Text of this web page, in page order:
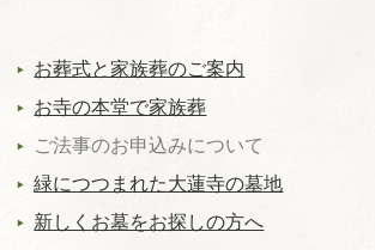
お葬式と家族葬のご案内
お寺の本堂で家族葬
ご法事のお申込みについて
緑につつまれた大蓮寺の墓地
新しくお墓をお探しの方へ